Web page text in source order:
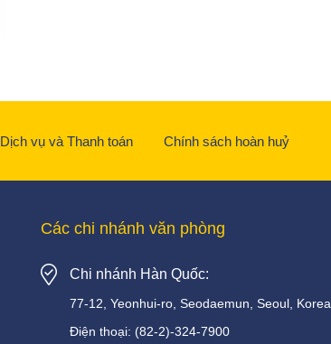
Dịch vụ và Thanh toán Chính sách hoàn huỷ
Các chi nhánh văn phòng
Chi nhánh Hàn Quốc:
77-12, Yeonhui-ro, Seodaemun, Seoul, Korea
Điện thoại: (82-2)-324-7900